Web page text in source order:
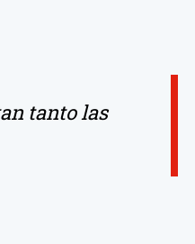
tanto las